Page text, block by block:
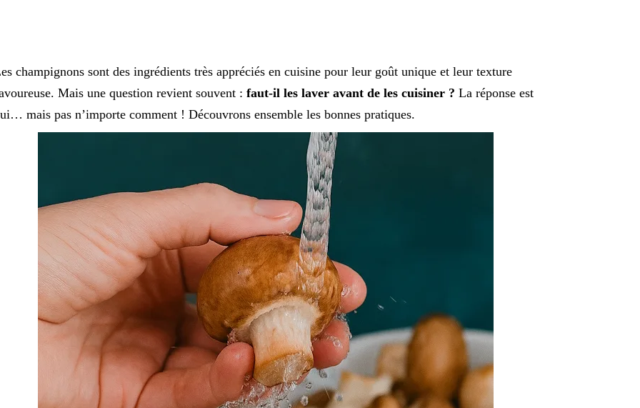
champignons sont des ingrédients très appréciés en cuisine pour leur goût unique et leur texture
Mais une question revient souvent : faut-il les laver avant de les cuisiner ? La réponse est
mais pas n’importe comment ! Découvrons ensemble les bonnes pratiques.